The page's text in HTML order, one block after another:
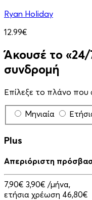
Ryan Holiday
12.99€
Άκουσέ το
συνδρομή
Επίλεξε το πλάνο που
Μηνιαία
Plus
Απεριόριστη
7,90€ 3,90€ /μήνα,
ετήσια χρέωση 46,80€